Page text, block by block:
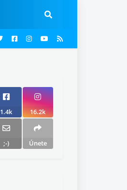
1.4k 16.2k
;-) Únete